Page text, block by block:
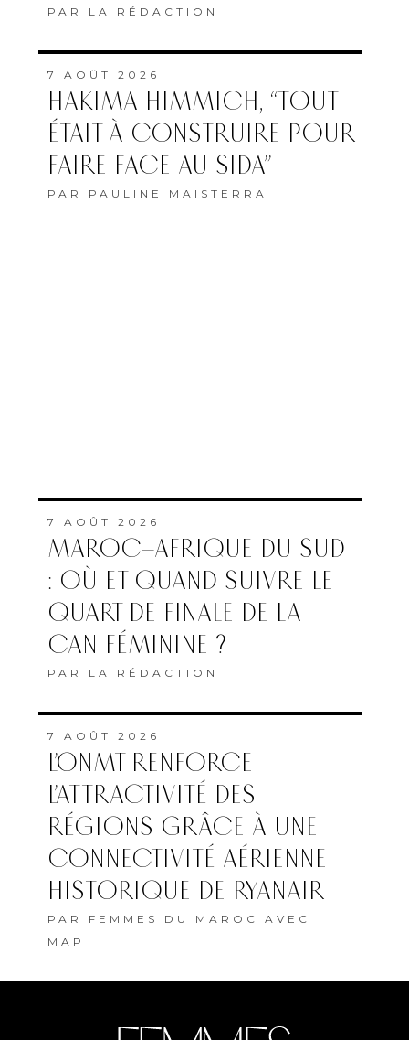
PAR LA RÉDACTION
7 AOÛT 2026
HAKIMA HIMMICH, “TOUT
ÉTAIT À CONSTRUIRE POUR
FAIRE FACE AU SIDA”
PAR PAULINE MAISTERRA
7 AOÛT 2026
MAROC–AFRIQUE DU SUD
: OÙ ET QUAND SUIVRE LE
QUART DE FINALE DE LA
CAN FÉMININE ?
PAR LA RÉDACTION
7 AOÛT 2026
L’ONMT RENFORCE
L’ATTRACTIVITÉ DES
RÉGIONS GRÂCE À UNE
CONNECTIVITÉ AÉRIENNE
HISTORIQUE DE RYANAIR
PAR FEMMES DU MAROC AVEC
MAP